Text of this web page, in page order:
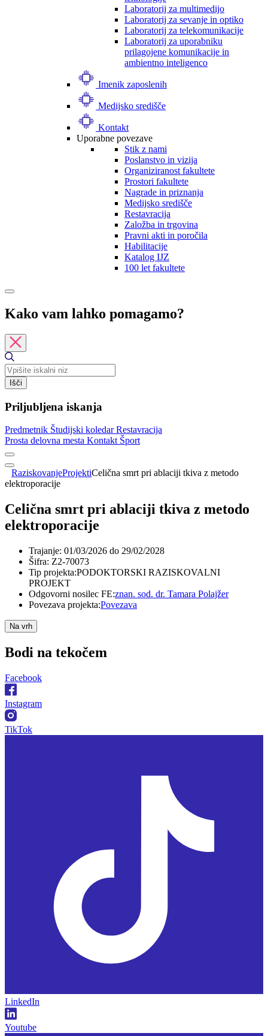
Laboratorij za multimedijo
Laboratorij za sevanje in optiko
Laboratorij za telekomunikacije
Laboratorij za uporabniku
prilagojene komunikacije in
ambientno inteligenco
Imenik zaposlenih
Medijsko središče
Kontakt
Uporabne povezave
Stik z nami
Poslanstvo in vizija
Organiziranost fakultete
Prostori fakultete
Nagrade in priznanja
Medijsko središče
Restavracija
Založba in trgovina
Pravni akti in poročila
Habilitacije
Katalog IJZ
100 let fakultete
Kako vam lahko pomagamo?
Išči
Priljubljena iskanja
Predmetnik Študijski koledarRestavracija
Prosta delovna mesta Kontakt Šport
RaziskovanjeProjektiCelična smrt pri ablaciji tkiva z metodo
elektroporacije
Celična smrt pri ablaciji tkiva z metodo
elektroporacije
Trajanje: 01/03/2026 do 29/02/2028
Šifra: Z2-70073
Tip projekta:PODOKTORSKI RAZISKOVALNI
PROJEKT
Odgovorni nosilec FE:znan. sod. dr. Tamara Polajžer
Povezava projekta:Povezava
Na vrh
Bodi na tekočem
Facebook
Instagram
TikTok
LinkedIn
Youtube